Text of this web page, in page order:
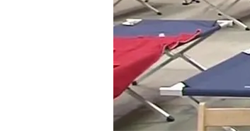
Quince
incendio
de Ourense y
entorno del
Coordinación
Ropero.